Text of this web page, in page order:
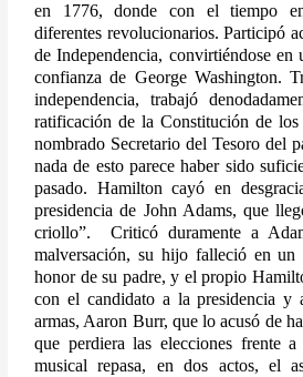
en 1776, donde con el tiempo
diferentes revolucionarios. Participó
de Independencia, convirtiéndose en
confianza de George Washington.
independencia, trabajó
ratificación de la Constitución de
nombrado Secretario del Tesoro del
nada de esto parece haber sido
pasado. Hamilton cayó en
presidencia de John Adams, que
criollo”.  Criticó duramente a
malversación, su hijo falleció en un
honor de su padre, y el propio
con el candidato a la presidencia y
armas, Aaron Burr, que lo acusó de
que perdiera las elecciones frente
musical repasa, en dos actos, el